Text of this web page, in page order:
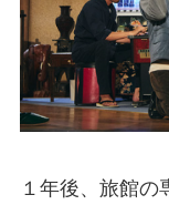
１年後、旅館の